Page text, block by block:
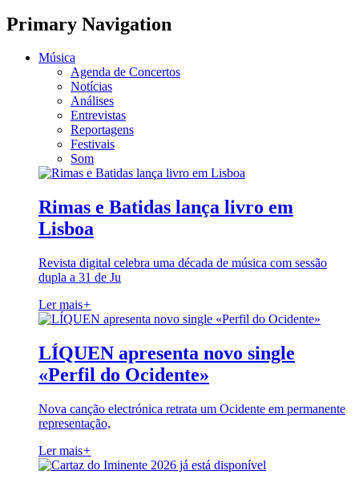
Primary Navigation
Música
Agenda de Concertos
Notícias
Análises
Entrevistas
Reportagens
Festivais
Som
Rimas e Batidas lança livro em
Lisboa
Revista digital celebra uma década de música com sessão
dupla a 31 de Ju
Ler mais+
LÍQUEN apresenta novo single
«Perfil do Ocidente»
Nova canção electrónica retrata um Ocidente em permanente
representação,
Ler mais+